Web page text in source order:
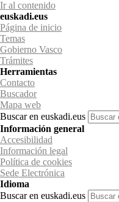
Ir al contenido
euskadi.eus
Página de inicio
Temas
Gobierno Vasco
Trámites
Herramientas
Contacto
Buscador
Mapa web
Buscar en euskadi.eus
Información general
Accesibilidad
Información legal
Política de cookies
Sede Electrónica
Idioma
Buscar en euskadi.eus